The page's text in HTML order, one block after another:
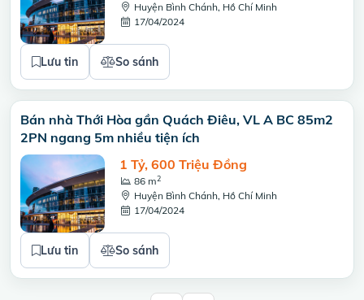
Huyện Bình Chánh, Hồ Chí Minh
17/04/2024
Lưu tin So sánh
Bán nhà Thới Hòa gần Quách Điêu, VL A BC 85m2
2PN ngang 5m nhiều tiện ích
1 Tỷ, 600 Triệu Đồng
86 m2
Huyện Bình Chánh, Hồ Chí Minh
17/04/2024
Lưu tin So sánh